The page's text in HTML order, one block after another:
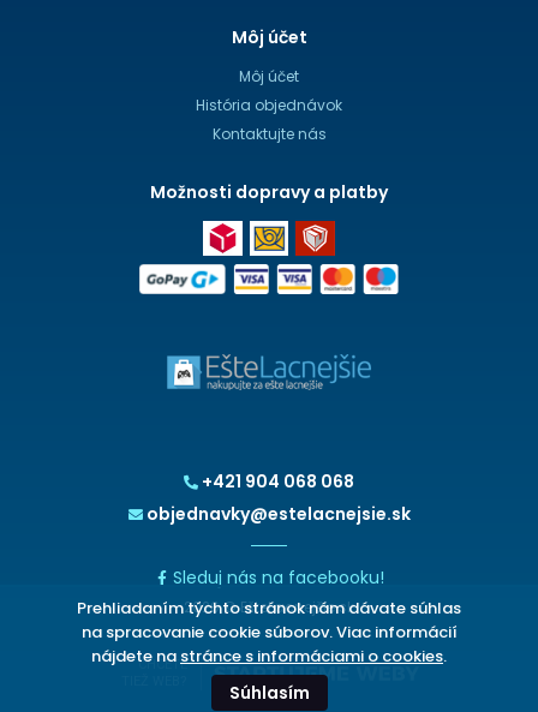
+421 904 068 068
objednavky@estelacnejsie.sk
Sleduj nás na facebooku!
2026 © EšteLacnejšie.sk
Môj účet
Môj účet
História objednávok
Kontaktujte nás
Možnosti dopravy a platby
CHCETE
Prehliadaním týchto stránok nám dávate súhlas
na spracovanie cookie súborov. Viac informácií
nájdete na stránce s informáciami o cookies.
Súhlasím